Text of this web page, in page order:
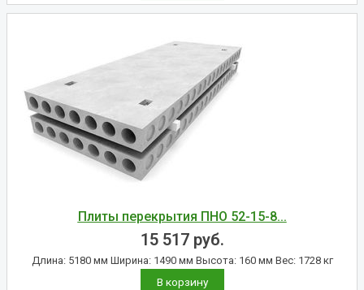
Плиты перекрытия ПНО 52-15-8...
15 517 руб.
Длина: 5180 мм Ширина: 1490 мм Высота: 160 мм Вес: 1728 кг
В корзину